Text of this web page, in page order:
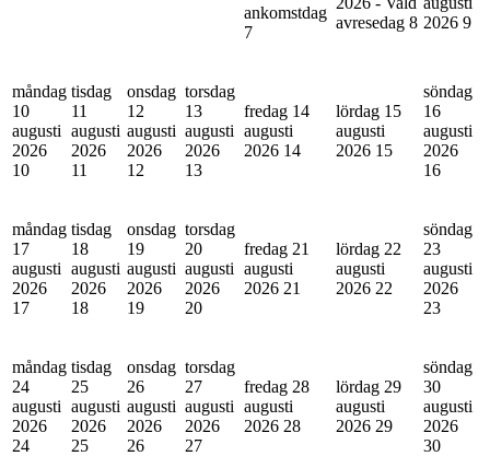
ankomstdag
7
avresedag 8 2026 9
måndag
10
augusti
2026
10
tisdag
11
augusti
2026
11
onsdag
12
augusti
2026
12
torsdag
13
augusti
2026
13
fredag 14
augusti
2026 14
lördag 15
augusti
2026 15
söndag
16
augusti
2026
16
måndag
17
augusti
2026
17
tisdag
18
augusti
2026
18
onsdag
19
augusti
2026
19
torsdag
20
augusti
2026
20
fredag 21
augusti
2026 21
lördag 22
augusti
2026 22
söndag
23
augusti
2026
23
måndag
24
augusti
2026
24
tisdag
25
augusti
2026
25
onsdag
26
augusti
2026
26
torsdag
27
augusti
2026
27
fredag 28
augusti
2026 28
lördag 29
augusti
2026 29
söndag
30
augusti
2026
30